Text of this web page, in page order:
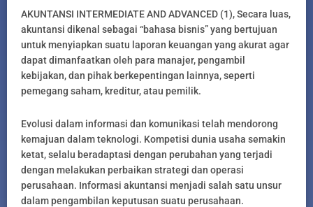
AKUNTANSI INTERMEDIATE AND ADVANCED (1), Secara luas,
akuntansi dikenal sebagai “bahasa bisnis” yang bertujuan
untuk menyiapkan suatu laporan keuangan yang akurat agar
dapat dimanfaatkan oleh para manajer, pengambil
kebijakan, dan pihak berkepentingan lainnya, seperti
pemegang saham, kreditur, atau pemilik.
Evolusi dalam informasi dan komunikasi telah mendorong
kemajuan dalam teknologi. Kompetisi dunia usaha semakin
ketat, selalu beradaptasi dengan perubahan yang terjadi
dengan melakukan perbaikan strategi dan operasi
perusahaan. Informasi akuntansi menjadi salah satu unsur
dalam pengambilan keputusan suatu perusahaan.